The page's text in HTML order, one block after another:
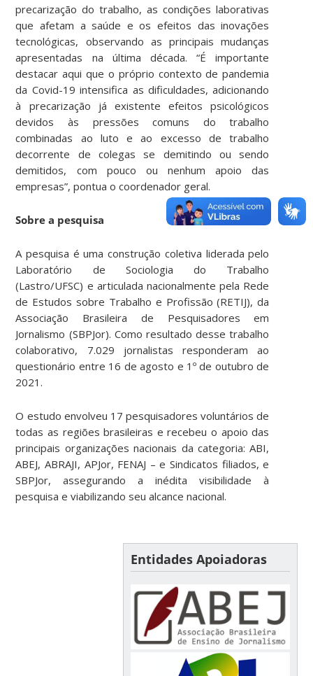
precarização do trabalho, as condições laborativas
que afetam a saúde e os efeitos das inovações
tecnológicas, observando as principais mudanças
apresentadas na última década. “É importante
destacar aqui que o próprio contexto de pandemia
da Covid-19 intensifica as dificuldades, adicionando
à precarização já existente efeitos psicológicos
devidos às pressões comuns do trabalho
combinadas ao luto e ao excesso de trabalho
decorrente de colegas se demitindo ou sendo
demitidos, com pouco ou nenhum apoio das
empresas”, pontua o coordenador geral.
Sobre a pesquisa
A pesquisa é uma construção coletiva liderada pelo
Laboratório de Sociologia do Trabalho
(Lastro/UFSC) e articulada nacionalmente pela Rede
de Estudos sobre Trabalho e Profissão (RETIJ), da
Associação Brasileira de Pesquisadores em
Jornalismo (SBPJor). Como resultado desse trabalho
colaborativo, 7.029 jornalistas responderam ao
questionário entre 16 de agosto e 1º de outubro de
2021.
O estudo envolveu 17 pesquisadores voluntários de
todas as regiões brasileiras e recebeu o apoio das
principais organizações nacionais da categoria: ABI,
ABEJ, ABRAJI, APJor, FENAJ – e Sindicatos filiados, e
SBPJor, assegurando a inédita visibilidade à
pesquisa e viabilizando seu alcance nacional.
Entidades Apoiadoras